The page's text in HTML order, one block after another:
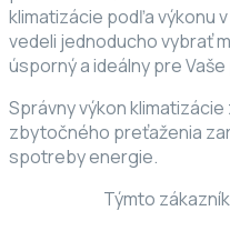
klimatizácie podľa výkonu
vedeli jednoducho vybrať
úsporný a ideálny pre
Správny výkon
zbytočného preťaženia
spotreby energie.
Týmto